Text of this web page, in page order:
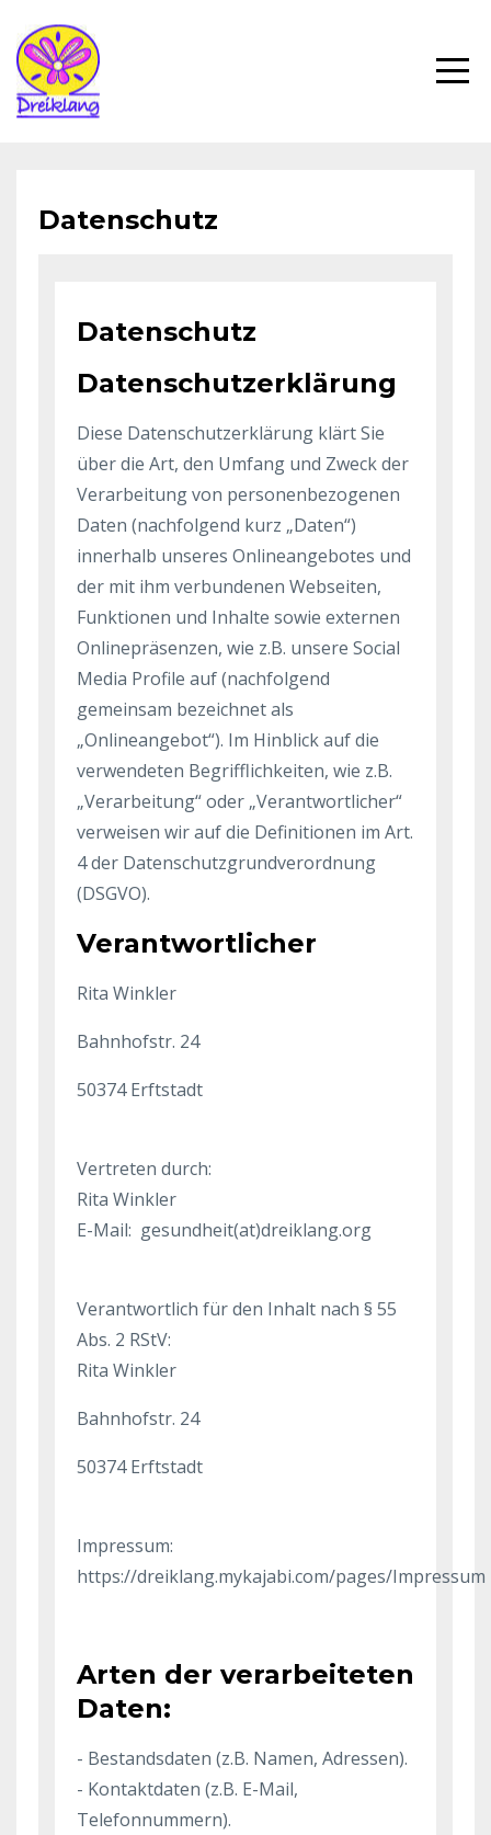
Datenschutz
Datenschutz
Datenschutzerklärung
Diese Datenschutzerklärung klärt Sie
über die Art, den Umfang und Zweck der
Verarbeitung von personenbezogenen
Daten (nachfolgend kurz „Daten“)
innerhalb unseres Onlineangebotes und
der mit ihm verbundenen Webseiten,
Funktionen und Inhalte sowie externen
Onlinepräsenzen, wie z.B. unsere Social
Media Profile auf (nachfolgend
gemeinsam bezeichnet als
„Onlineangebot“). Im Hinblick auf die
verwendeten Begrifflichkeiten, wie z.B.
„Verarbeitung“ oder „Verantwortlicher“
verweisen wir auf die Definitionen im Art.
4 der Datenschutzgrundverordnung
(DSGVO).
Verantwortlicher
Rita Winkler
Bahnhofstr. 24
50374 Erftstadt
Vertreten durch:
Rita Winkler
E-Mail: gesundheit(at)dreiklang.org
Verantwortlich für den Inhalt nach § 55
Abs. 2 RStV:
Rita Winkler
Bahnhofstr. 24
50374 Erftstadt
Impressum:
https://dreiklang.mykajabi.com/pages/Impressum
Arten der verarbeiteten
Daten:
- Bestandsdaten (z.B. Namen, Adressen).
- Kontaktdaten (z.B. E-Mail,
Telefonnummern).